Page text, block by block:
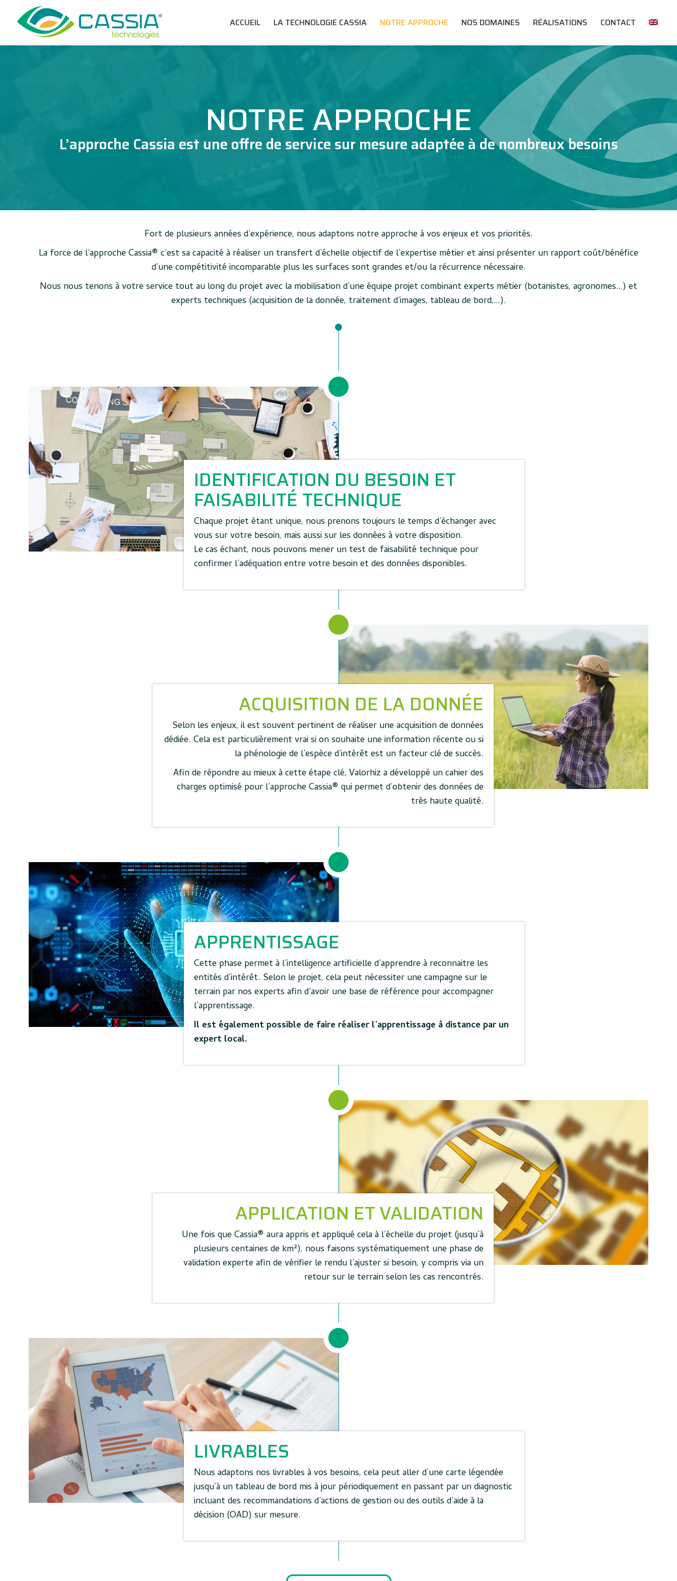
ACCUEIL LA TECHNOLOGIE CASSIA NOTRE APPROCHE NOS DOMAINES RÉALISATIONS CONTACT
NOTRE APPROCHE
L’approche Cassia est une offre de service sur mesure adaptée à de nombreux besoins
Fort de plusieurs années d’expérience, nous adaptons notre approche à vos enjeux et vos priorités.
La force de l’approche Cassia® c’est sa capacité à réaliser un transfert d’échelle objectif de l’expertise métier et ainsi présenter un rapport coût/bénéfice
d’une compétitivité incomparable plus les surfaces sont grandes et/ou la récurrence nécessaire.
Nous nous tenons à votre service tout au long du projet avec la mobilisation d’une équipe projet combinant experts métier (botanistes, agronomes…) et
experts techniques (acquisition de la donnée, traitement d’images, tableau de bord,…).
IDENTIFICATION DU BESOIN ET
FAISABILITÉ TECHNIQUE
Chaque projet étant unique, nous prenons toujours le temps d’échanger avec
vous sur votre besoin, mais aussi sur les données à votre disposition.
Le cas échant, nous pouvons mener un test de faisabilité technique pour
confirmer l’adéquation entre votre besoin et des données disponibles.
ACQUISITION DE LA DONNÉE
Selon les enjeux, il est souvent pertinent de réaliser une acquisition de données
dédiée. Cela est particulièrement vrai si on souhaite une information récente ou si
la phénologie de l’espèce d’intérêt est un facteur clé de succès.
Afin de répondre au mieux à cette étape clé, Valorhiz a développé un cahier des
charges optimisé pour l’approche Cassia® qui permet d’obtenir des données de
très haute qualité.
APPRENTISSAGE
Cette phase permet à l’intelligence artificielle d’apprendre à reconnaitre les
entités d’intérêt. Selon le projet, cela peut nécessiter une campagne sur le
terrain par nos experts afin d’avoir une base de référence pour accompagner
l’apprentissage.
Il est également possible de faire réaliser l’apprentissage à distance par un
expert local.
APPLICATION ET VALIDATION
Une fois que Cassia® aura appris et appliqué cela à l’échelle du projet (jusqu’à
plusieurs centaines de km²), nous faisons systématiquement une phase de
validation experte afin de vérifier le rendu l’ajuster si besoin, y compris via un
retour sur le terrain selon les cas rencontrés.
LIVRABLES
Nous adaptons nos livrables à vos besoins, cela peut aller d’une carte légendée
jusqu’à un tableau de bord mis à jour périodiquement en passant par un diagnostic
incluant des recommandations d’actions de gestion ou des outils d’aide à la
décision (OAD) sur mesure.